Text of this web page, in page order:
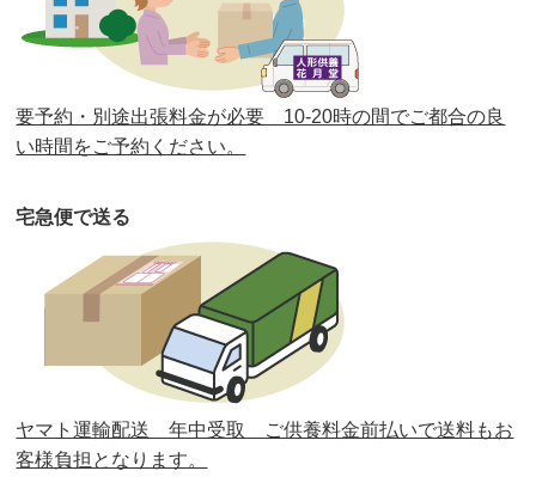
第37回人形供養祭 令和2年6月8日(月)
第36回人形供養祭 令和2年4月16日(木)
第35回人形供養祭令和2年2月13日(木)
第33回人形供養祭
第32回人形供養祭 令和元年6月12日(水)
第31回人形供養祭 平成31年3月13日(水)
第30回人形供養祭平成30年11月28日(水)
第29回人形供養祭平成30年5月23日(水)
要予約・別途出張料金が必要 10-20時の間でご都合の良
い時間をご予約ください。
宅急便で送る
ヤマト運輸配送 年中受取 ご供養料金前払いで送料もお
客様負担となります。